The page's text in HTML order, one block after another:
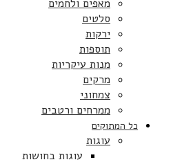
מאפים ולחמים
סלטים
ירקות
תוספות
מנות עיקריות
מרקים
צמחוני
ממרחים ורטבים
כל המתוקים
עוגות
עוגות בחושות